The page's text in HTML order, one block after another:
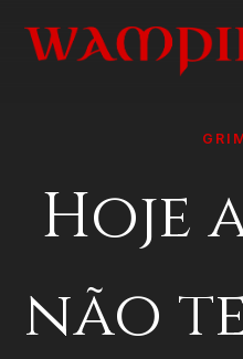
Hoje
não